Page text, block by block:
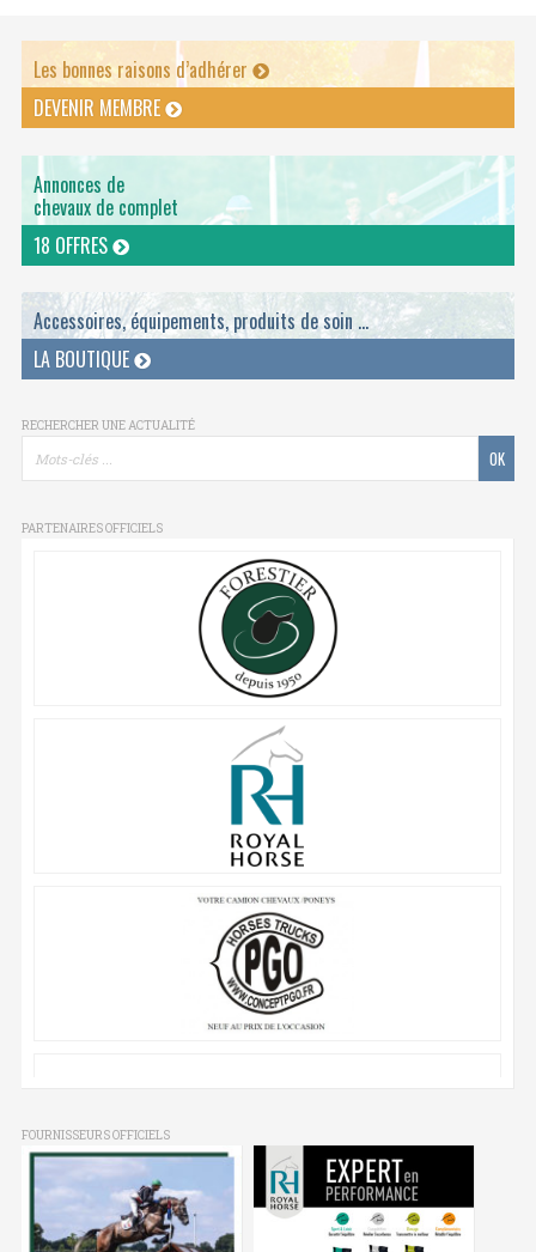
Les bonnes raisons d’adhérer
DEVENIR MEMBRE
Annonces de
chevaux de complet
18 OFFRES
Accessoires, équipements, produits de soin ...
LA BOUTIQUE
RECHERCHER UNE ACTUALITÉ
PARTENAIRES OFFICIELS
FOURNISSEURS OFFICIELS